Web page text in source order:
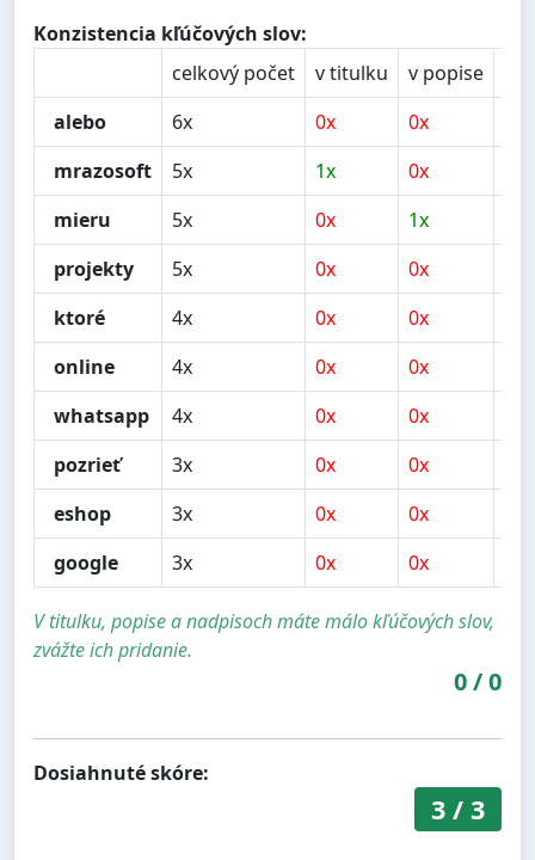
Konzistencia kľúčových slov:
celkový počet
v titulku v popise
alebo
6x 0x 0x
mrazosoft
5x 1x 0x
mieru
5x 0x 1x
projekty
5x 0x 0x
ktoré
4x 0x 0x
online
4x 0x 0x
whatsapp
4x 0x 0x
pozrieť
3x 0x 0x
eshop
3x 0x 0x
google
3x 0x 0x
V titulku, popise a nadpisoch máte málo kľúčových slov,
zvážte ich pridanie.
0/0
Dosiahnuté skóre:
3/ 3